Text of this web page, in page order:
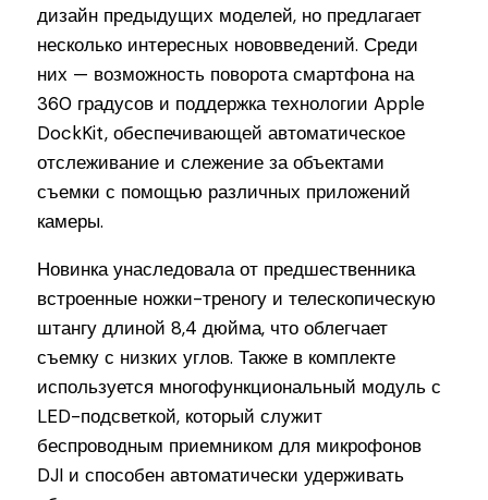
дизайн предыдущих моделей, но предлагает
несколько интересных нововведений. Среди
них — возможность поворота смартфона на
360 градусов и поддержка технологии Apple
DockKit, обеспечивающей автоматическое
отслеживание и слежение за объектами
съемки с помощью различных приложений
камеры.
Новинка унаследовала от предшественника
встроенные ножки-треногу и телескопическую
штангу длиной 8,4 дюйма, что облегчает
съемку с низких углов. Также в комплекте
используется многофункциональный модуль с
LED-подсветкой, который служит
беспроводным приемником для микрофонов
DJI и способен автоматически удерживать